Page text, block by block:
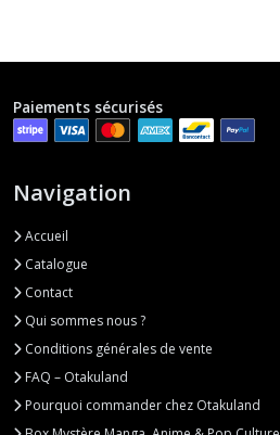
Paiements sécurisés
Navigation
Accueil
Catalogue
Contact
Qui sommes nous ?
Conditions générales de vente
FAQ – Otakuland
Pourquoi commander chez Otakuland